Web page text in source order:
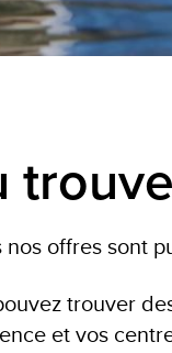
nos offres sont
trouver
et vos